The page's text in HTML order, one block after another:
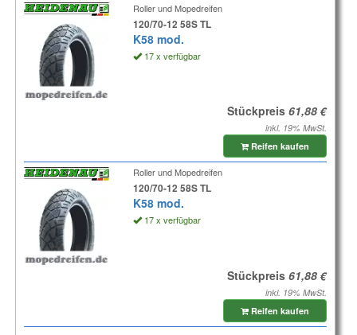
Roller und Mopedreifen
120/70-12 58S TL
K58 mod.
17 x verfügbar
Stückpreis
inkl. 19% MwSt.
Reifen kaufen
Roller und Mopedreifen
120/70-12 58S TL
K58 mod.
17 x verfügbar
Stückpreis
inkl. 19% MwSt.
Reifen kaufen